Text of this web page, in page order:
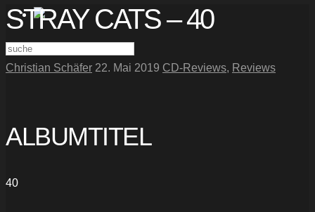
STRAY CATS – 40
Christian Schäfer 22. Mai 2019 CD-Reviews, Reviews
ALBUMTITEL
40